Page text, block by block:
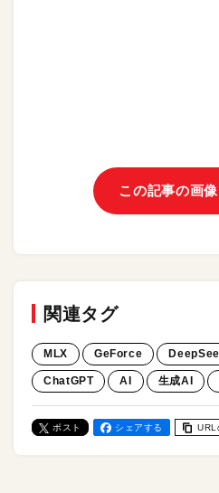
この記事の画
関連タグ
MLX GeForce
ChatGPT AI 生成AI
ポスト シェアする URL